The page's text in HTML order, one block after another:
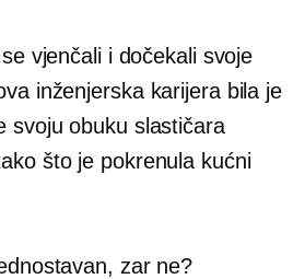
vjenčali i dočekali svoje
inženjerska karijera bila je
svoju obuku slastičara
što je pokrenula kućni
zar ne?